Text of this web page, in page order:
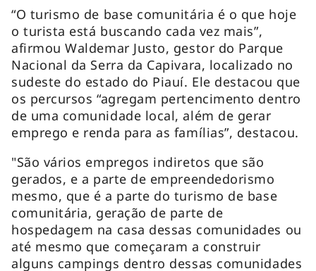
“O turismo de base comunitária é o que hoje
o turista está buscando cada vez mais”,
afirmou Waldemar Justo, gestor do Parque
Nacional da Serra da Capivara, localizado no
sudeste do estado do Piauí. Ele destacou que
os percursos “agregam pertencimento dentro
de uma comunidade local, além de gerar
emprego e renda para as famílias”, destacou.
"São vários empregos indiretos que são
gerados, e a parte de empreendedorismo
mesmo, que é a parte do turismo de base
comunitária, geração de parte de
hospedagem na casa dessas comunidades ou
até mesmo que começaram a construir
alguns campings dentro dessas comunidades